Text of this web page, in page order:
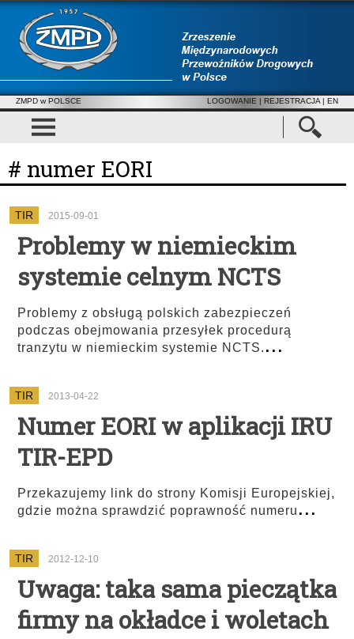
ZMPD w POLSCE LOGOWANIE | REJESTRACJA | EN
# numer EORI
TIR 2015-09-01
Problemy w niemieckim
systemie celnym NCTS
Problemy z obsługą polskich zabezpieczeń
podczas obejmowania przesyłek procedurą
tranzytu w niemieckim systemie NCTS....
TIR 2013-04-22
Numer EORI w aplikacji IRU
TIR-EPD
Przekazujemy link do strony Komisji Europejskiej,
gdzie można sprawdzić poprawność numeru...
TIR 2012-12-10
Uwaga: taka sama pieczątka
firmy na okładce i woletach